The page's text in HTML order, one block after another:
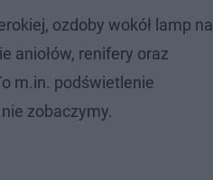
ozdoby wokół lamp na
aniołów, renifery oraz
m.in. podświetlenie
zobaczymy.